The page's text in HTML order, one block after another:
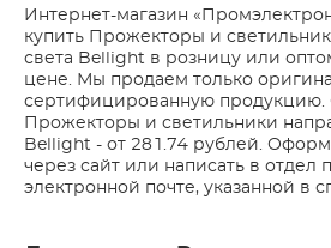
Интернет-магазин
купить Прожекторы и
света Bellight в розницу или
цене. Мы продаем только
сертифицированную продукцию.
Прожекторы и светильники
Bellight - от 281.74 рублей.
через сайт или написать в отдел
электронной почте, указанной в